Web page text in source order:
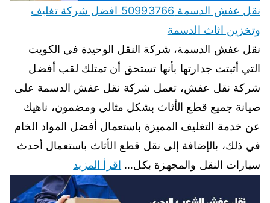
نقل عفش الدسمة 50993766 افضل شركة تغليف
وتخزين اثاث الدسمة
نقل عفش الدسمة، شركة النقل الوحيدة في الكويت
التي أثبتت جدارتها بأنها تستحق أن تمتلك لقب أفضل
شركة نقل عفش، تعمل شركة نقل عفش الدسمة على
صيانة جميع قطع الأثاث بشكل مثالي ومضمون، ناهيك
عن خدمة التغليف المميزة باستعمال أفضل المواد الخام
في ذلك، بالإضافة إلى نقل قطع الأثاث باستعمال أحدث
سيارات النقل والمجهزة بكل… اقرأ المزيد